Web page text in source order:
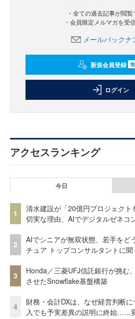
・全ての過去記事が閲
・会員限定メルマガを受
メールバックナ
新規会員登録
ログイン
アクセスランキング
今日
1
清水建設が「20億円プロジェク
切実な理由、AIでデジタルゼネコ
2
AIでシニアが無双状態、若手をど
チュア トップコンサルタントに聞
3
Honda／三菱UFJ信託銀行が挑む
させたSnowflake基盤構築
4
財務・会計DXは、なぜ経営判断
入でも予実差異の説明に終始……